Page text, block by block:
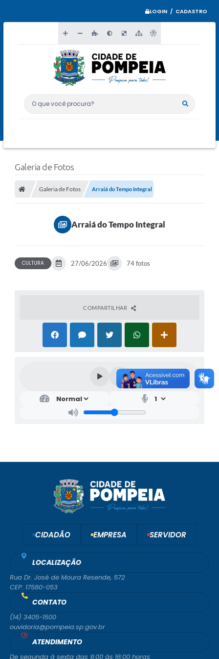
LOGIN / CADASTRO
O que você procura?
Galeria de Fotos
Galeria de Fotos Arraiá do Tempo Integral
Arraiá do Tempo Integral
CULTURA 27/06/2026 74 fotos
COMPARTILHAR
CIDADÃO EMPRESA SERVIDOR
LOCALIZAÇÃO
Rua Dr. José de Moura Resende, 572
CEP: 17580-053
CONTATO
(14) 3405-1500
ouvidoria@pompeia.sp.gov.br
ATENDIMENTO
De segunda à sexta das 9:00 às 16:00 horas